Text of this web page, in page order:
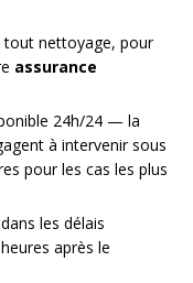
tout nettoyage, pour
assurance
24h/24 — la
à intervenir sous
pour les cas les plus
les délais
après le